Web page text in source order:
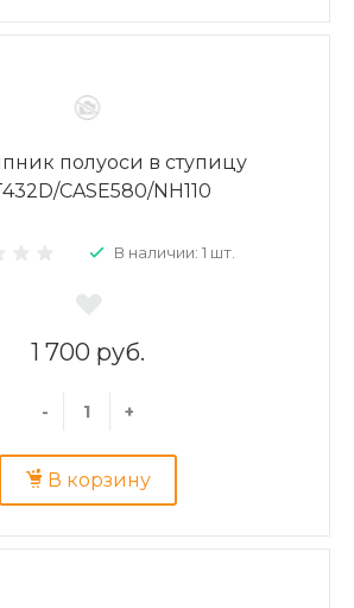
полуоси в ступицу
CASE580/NH110
В наличии: 1 шт.
1 700 руб.
- +
В корзину